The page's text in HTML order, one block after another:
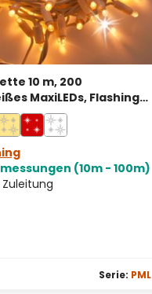
10 m, 200
MaxiLEDs, Flashing
Kabel,
IP67
(10m - 100m)
Zuleitung
Serie: PML